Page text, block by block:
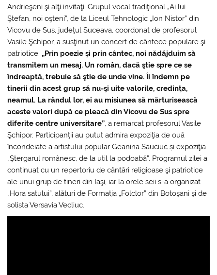
Andrieşeni şi alţi invitaţi. Grupul vocal tradiţional „Ai lui
Ştefan, noi oşteni”, de la Liceul Tehnologic „Ion Nistor” din
Vicovu de Sus, judeţul Suceava, coordonat de profesorul
Vasile Şchipor, a susţinut un concert de cântece populare şi
patriotice.„Prin poezie şi prin cântec, noi nădăjduim să
transmitem un mesaj. Un român, dacă ştie spre ce se
îndreaptă, trebuie să ştie de unde vine. Îi îndemn pe
tinerii din acest grup să nu-şi uite valorile, credinţa,
neamul. La rândul lor, ei au misiunea să mărturisească
aceste valori după ce pleacă din Vicovu de Sus spre
diferite centre universitare”, a remarcat profesorul Vasile
Şchipor. Participanţii au putut admira expoziţia de ouă
încondeiate a artistului popular Geanina Sauciuc și expoziţia
„Ştergarul românesc, de la util la podoabă”. Programul zilei a
continuat cu un repertoriu de cântări religioase şi patriotice
ale unui grup de tineri din Iaşi, iar la orele seii s-a organizat
„Hora satului”, alături de Formaţia „Folclor” din Botoşani şi de
solista Versavia Vecliuc.